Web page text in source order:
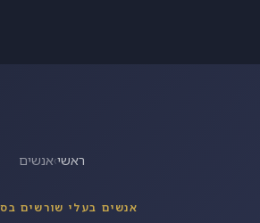
ראשי›אנשים
אנשים בעלי שורשים